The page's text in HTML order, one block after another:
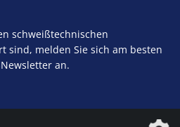
schweißtechnischen
sind, melden Sie sich am besten
Newsletter an.